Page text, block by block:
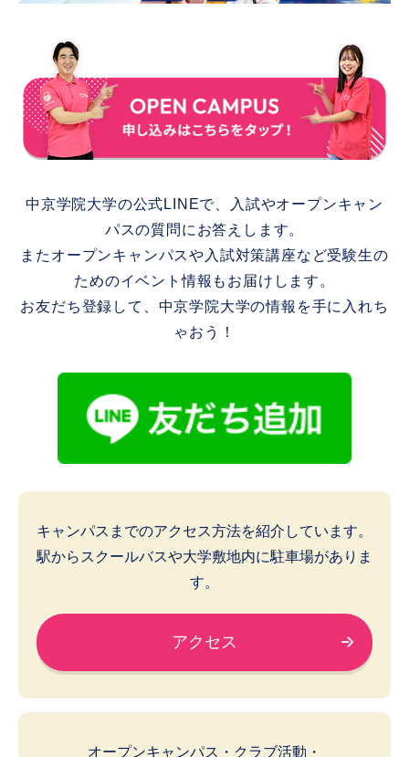
中京学院大学の公式LINEで、入試やオープンキャン
パスの質問にお答えします。
またオープンキャンパスや入試対策講座など受験生の
ためのイベント情報もお届けします。
お友だち登録して、中京学院大学の情報を手に入れち
ゃおう！
キャンパスまでのアクセス方法を紹介しています。
駅からスクールバスや大学敷地内に駐車場がありま
す。
アクセス
オープンキャンパス・クラブ活動・